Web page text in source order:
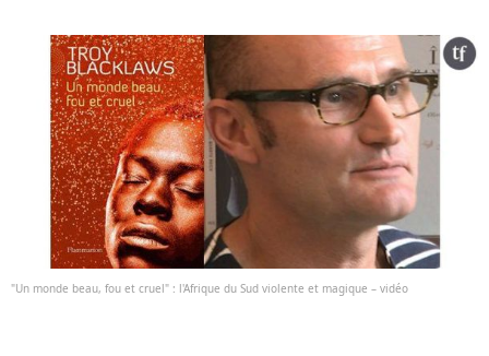
"Un monde beau, fou et cruel" : l'Afrique du Sud violente et magique – vidéo